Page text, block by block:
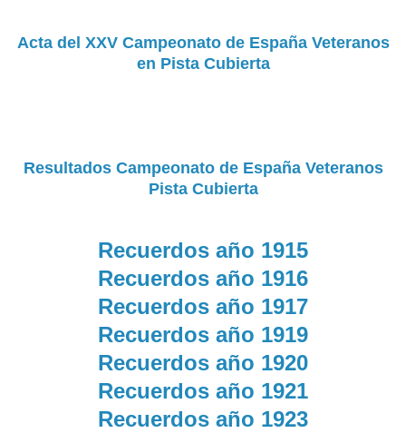
Acta del XXV Campeonato de España Veteranos
en Pista Cubierta
Resultados Campeonato de España Veteranos
Pista Cubierta
Recuerdos año 1915
Recuerdos año 1916
Recuerdos año 1917
Recuerdos año 1919
Recuerdos año 1920
Recuerdos año 1921
Recuerdos año 1923